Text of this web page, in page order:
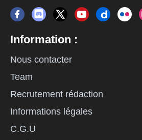
Information :
Nous contacter
Team
Recrutement rédaction
Informations légales
C.G.U